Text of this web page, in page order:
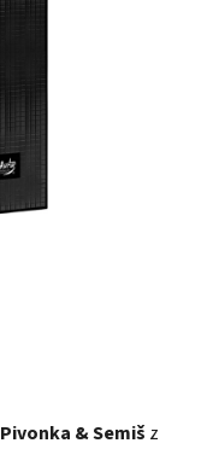
Pivonka & Semiš z